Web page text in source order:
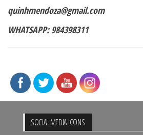
quinhmendoza@gmail.com
WHATSAPP: 984398311
SOCIAL MEDIA ICONS